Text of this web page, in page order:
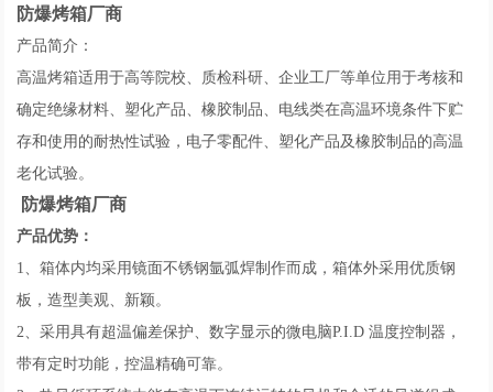
防爆烤箱厂商
产品简介：
高温烤箱适用于高等院校、质检科研、企业工厂等单位用于考核和
确定绝缘材料、塑化产品、橡胶制品、电线类在高温环境条件下贮
存和使用的耐热性试验，电子零配件、塑化产品及橡胶制品的高温
老化试验。
防爆烤箱厂商
产品优势：
1、箱体内均采用镜面不锈钢氩弧焊制作而成，箱体外采用优质钢
板，造型美观、新颖。
2、采用具有超温偏差保护、数字显示的微电脑P.I.D 温度控制器，
带有定时功能，控温精确可靠。